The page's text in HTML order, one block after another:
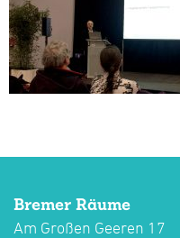
Bremer Räume
Am Großen Geeren 17